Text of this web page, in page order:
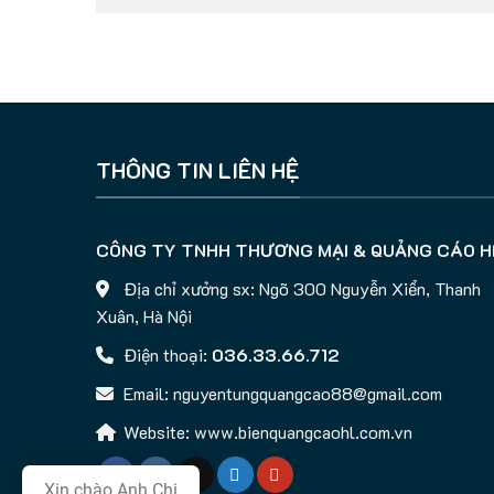
THÔNG TIN LIÊN HỆ
CÔNG TY TNHH THƯƠNG MẠI & QUẢNG CÁO
Địa chỉ xưởng sx: Ngõ 300 Nguyễn Xiển, Thanh
Xuân, Hà Nội
Điện thoại: 036.33.66.712
Email: nguyentungquangcao88@gmail.com
Website: www.bienquangcaohl.com.vn